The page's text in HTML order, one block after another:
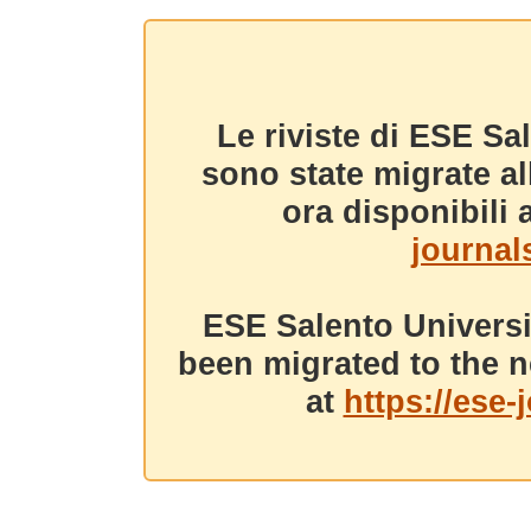
Le riviste di ESE
sono state migrate
ora disponibili
ESE Salento
been migrated to the
at https://